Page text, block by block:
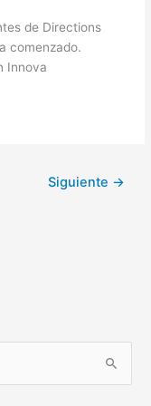
de Directions
comenzado.
Innova
Siguiente →